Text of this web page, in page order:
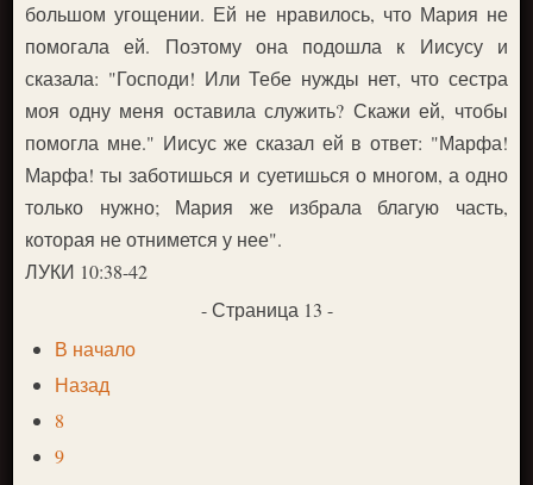
большом угощении. Ей не нравилось, что Мария не
помогала ей. Поэтому она подошла к Иисусу и
сказала: "Господи! Или Тебе нужды нет, что сестра
моя одну меня оставила служить? Скажи ей, чтобы
помогла мне." Иисус же сказал ей в ответ: "Марфа!
Марфа! ты заботишься и суетишься о многом, а одно
только нужно; Мария же избрала благую часть,
которая не отнимется у нее".
ЛУКИ 10:38-42
- Страница 13 -
В начало
Назад
8
9